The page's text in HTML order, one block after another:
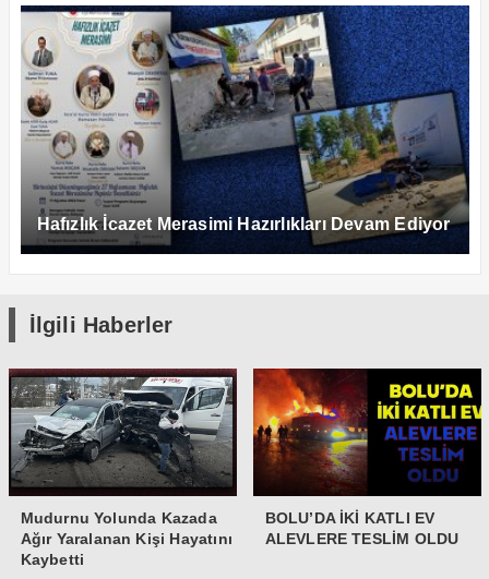
Hafızlık İcazet Merasimi Hazırlıkları Devam Ediyor
İlgili Haberler
Mudurnu Yolunda Kazada
Ağır Yaralanan Kişi Hayatını
Kaybetti
BOLU’DA İKİ KATLI EV
ALEVLERE TESLİM OLDU